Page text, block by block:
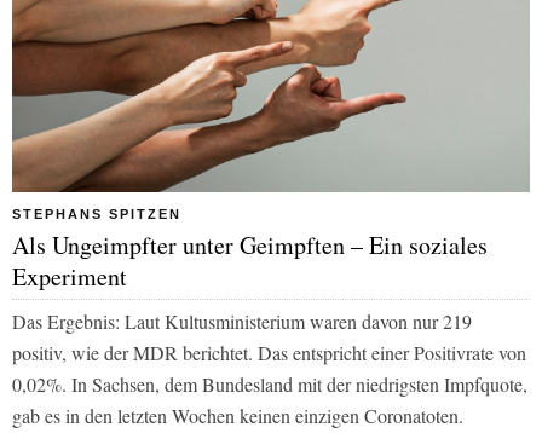
STEPHANS SPITZEN
Als Ungeimpfter unter Geimpften – Ein soziales
Experiment
Das Ergebnis: Laut Kultusministerium waren davon nur 219
positiv, wie der MDR berichtet. Das entspricht einer Positivrate von
0,02%. In Sachsen, dem Bundesland mit der niedrigsten Impfquote,
gab es in den letzten Wochen keinen einzigen Coronatoten.